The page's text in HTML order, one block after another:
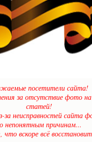
посетители сайта!
за отсутствие фото
статей!
за неисправностей сайта
непонятным причинам...
что вскоре всё